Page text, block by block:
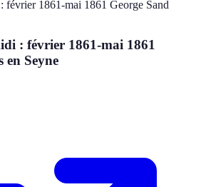
: février 1861-mai 1861
en Seyne